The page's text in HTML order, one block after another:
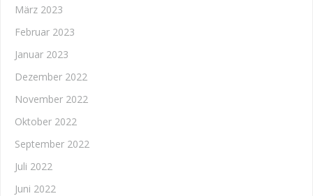
März 2023
Februar 2023
Januar 2023
Dezember 2022
November 2022
Oktober 2022
September 2022
Juli 2022
Juni 2022